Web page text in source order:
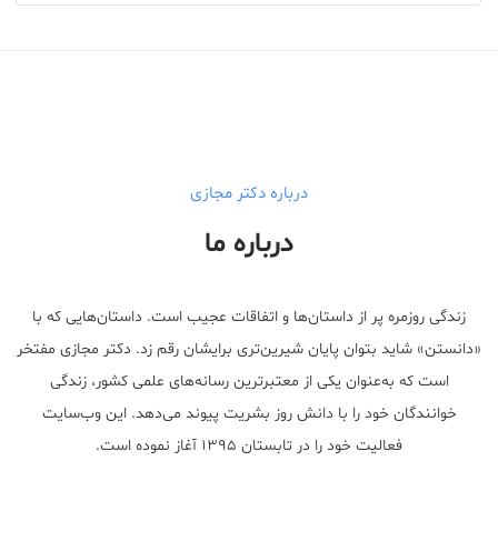
درباره دکتر مجازی
درباره ما
زندگی روزمره پر از داستان‌ها و اتفاقات عجیب است. داستان‌هایی که با
«دانستن» شاید بتوان پایان شیرین‌تری برایشان رقم زد. دکتر مجازی مفتخر
است که به‌عنوان یکی از معتبر‌ترین رسانه‌های علمی کشور، زندگی
خوانندگان خود را با دانش روز بشریت پیوند می‌دهد. این وب‌سایت
فعالیت خود را در تابستان ۱۳۹۵ آغاز نموده است.